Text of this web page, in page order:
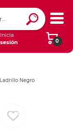
0
Inicia
sesión
Negro
Ingresar Codigo